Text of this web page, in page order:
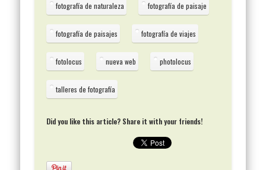
fotografía de naturaleza fotografía de paisaje
fotografía de paisajes fotografía de viajes
fotolocus nueva web photolocus
talleres de fotografía
Did you like this article? Share it with your friends!